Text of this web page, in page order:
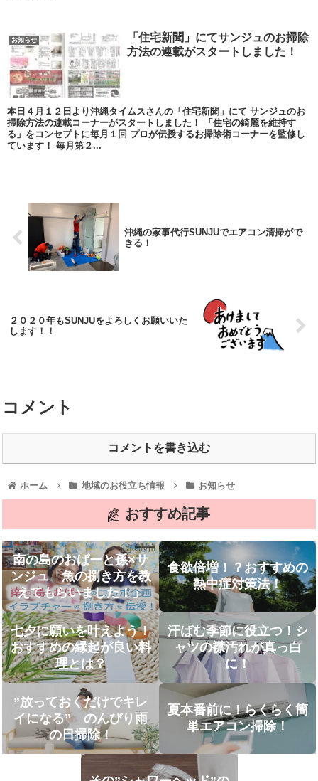
お知らせ
「住宅新聞」にてサンジュのお掃除
方法の連載がスタートしました！
本日４月１２日より沖縄タイムスさんの「住宅新聞」にて サンジュのお
掃除方法の連載コーナーがスタートしました！ 「住宅の綺麗を維持す
る」をコンセプトに毎月１回 プロが伝授するお掃除術コーナーを監修し
ています！ 毎月第２...
沖縄の家事代行SUNJUでエアコン清掃がで
きる！
２０２０年もSUNJUをよろしくお願いいた
します！！
コメント
コメントを書き込む
ホーム 地域のお役立ち情報 お知らせ
おすすめ記事
南の島のおばーと孫×サ
ンジュ「魚の捌き方を教
えてもらいました！」
食欲倍増！？おすすめの
熱中症対策法！
七夕に願いを叶えよう！
おすすめの縁起が良い料
理とは？
汗ばむ季節に役立つ！シ
ャツの襟汚れが真っ白
に！
”放っておくだけでキレ
イになる” のんびり雨
の日掃除！
夏本番前に！らくらく簡
単エアコン掃除！